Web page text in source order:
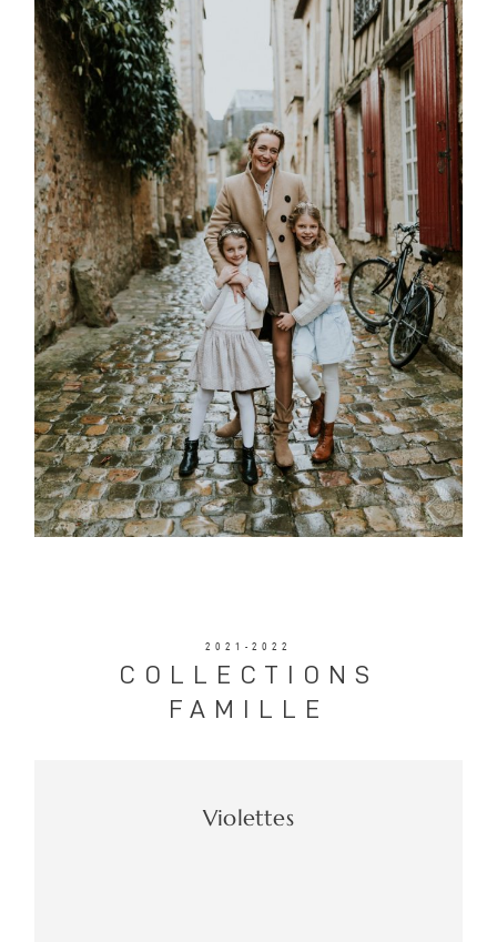
2021-2022
COLLECTIONS
FAMILLE
Violettes